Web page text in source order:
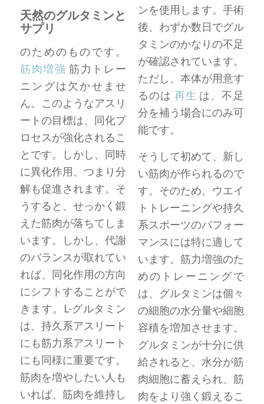
天然のグルタミンと
サプリ
のためのものです。
筋肉増強 筋力トレー
ニングは欠かせませ
ん。このようなアスリ
ートの目標は、同化プ
ロセスが強化されるこ
とです。しかし、同時
に異化作用、つまり分
解も促進されます。そ
うすると、せっかく鍛
えた筋肉が落ちてしま
います。しかし、代謝
のバランスが取れてい
れば、同化作用の方向
にシフトすることがで
きます。L-グルタミン
は、持久系アスリート
にも筋力系アスリート
にも同様に重要です。
筋肉を増やしたい人も
いれば、筋肉を維持し
ンを使用します。手術
後、わずか数日でグル
タミンのかなりの不足
が確認されています。
ただし、本体が用意す
るのは 再生 は、不足
分を補う場合にのみ可
能です。
そうして初めて、新し
い筋肉が作られるので
す。そのため、ウエイ
トトレーニングや持久
系スポーツのパフォー
マンスには特に適して
います。筋力増強のた
めのトレーニングで
は、グルタミンは個々
の細胞の水分量や細胞
容積を増加させます。
グルタミンが十分に供
給されると、水分が筋
肉細胞に蓄えられ、筋
肉をより強く鍛えるこ